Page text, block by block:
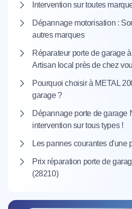
Intervention sur toutes
Dépannage motorisation :
autres marques
Réparateur porte de garage
Artisan local près de chez
Pourquoi choisir à METAL
garage ?
Dépannage porte de garage
intervention sur tous types !
Les pannes courantes d'une
Prix réparation porte de
(28210)